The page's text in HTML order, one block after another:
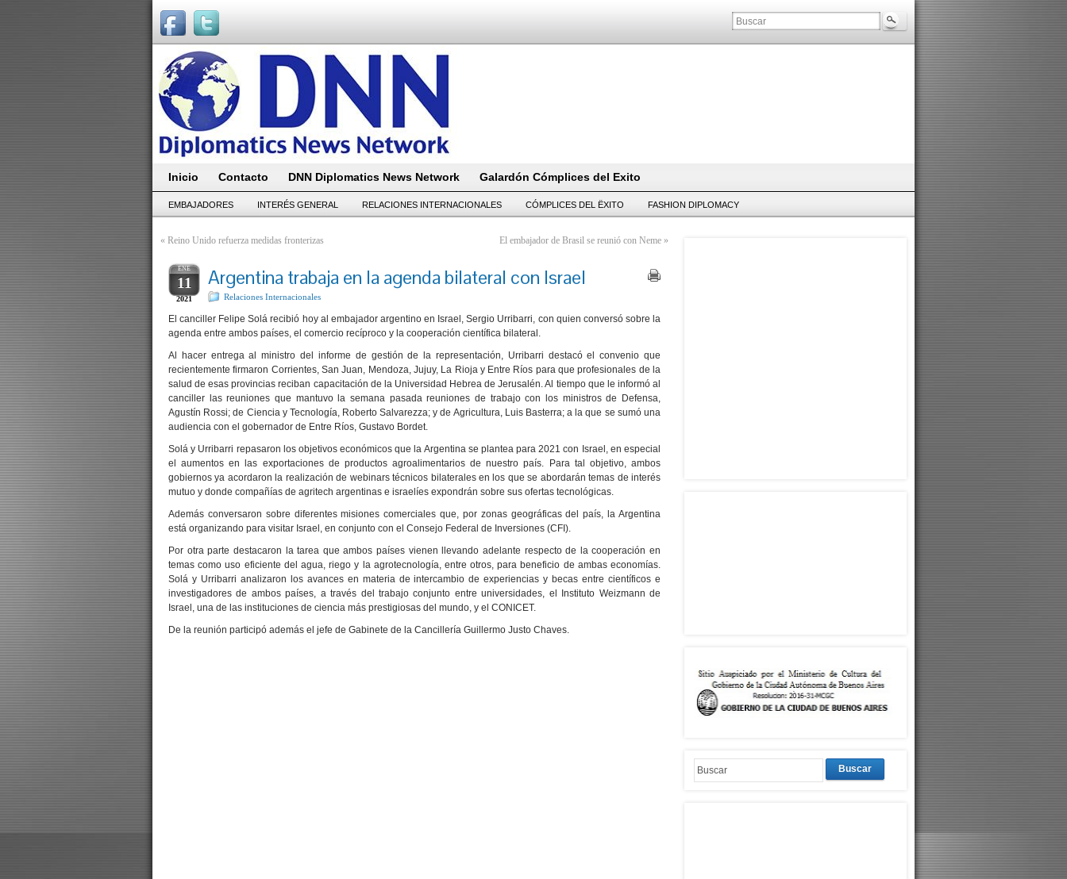
Inicio Contacto DNN Diplomatics News Network Galardón Cómplices del Exito
EMBAJADORES INTERÉS GENERAL RELACIONES INTERNACIONALES CÓMPLICES DEL ËXITO FASHION DIPLOMACY
« Reino Unido refuerza medidas fronterizas El embajador de Brasil se reunió con Neme »
ENE
11
2021
Argentina trabaja en la agenda bilateral con Israel
Relaciones Internacionales
El canciller Felipe Solá recibió hoy al embajador argentino en Israel, Sergio Urribarri, con quien conversó sobre la
agenda entre ambos países, el comercio recíproco y la cooperación científica bilateral.
Al hacer entrega al ministro del informe de gestión de la representación, Urribarri destacó el convenio que
recientemente firmaron Corrientes, San Juan, Mendoza, Jujuy, La Rioja y Entre Ríos para que profesionales de la
salud de esas provincias reciban capacitación de la Universidad Hebrea de Jerusalén. Al tiempo que le informó al
canciller las reuniones que mantuvo la semana pasada reuniones de trabajo con los ministros de Defensa,
Agustín Rossi; de Ciencia y Tecnología, Roberto Salvarezza; y de Agricultura, Luis Basterra; a la que se sumó una
audiencia con el gobernador de Entre Ríos, Gustavo Bordet.
Solá y Urribarri repasaron los objetivos económicos que la Argentina se plantea para 2021 con Israel, en especial
el aumentos en las exportaciones de productos agroalimentarios de nuestro país. Para tal objetivo, ambos
gobiernos ya acordaron la realización de webinars técnicos bilaterales en los que se abordarán temas de interés
mutuo y donde compañías de agritech argentinas e israelíes expondrán sobre sus ofertas tecnológicas.
Además conversaron sobre diferentes misiones comerciales que, por zonas geográficas del país, la Argentina
está organizando para visitar Israel, en conjunto con el Consejo Federal de Inversiones (CFI).
Por otra parte destacaron la tarea que ambos países vienen llevando adelante respecto de la cooperación en
temas como uso eficiente del agua, riego y la agrotecnología, entre otros, para beneficio de ambas economías.
Solá y Urribarri analizaron los avances en materia de intercambio de experiencias y becas entre científicos e
investigadores de ambos países, a través del trabajo conjunto entre universidades, el Instituto Weizmann de
Israel, una de las instituciones de ciencia más prestigiosas del mundo, y el CONICET.
De la reunión participó además el jefe de Gabinete de la Cancillería Guillermo Justo Chaves.
Buscar